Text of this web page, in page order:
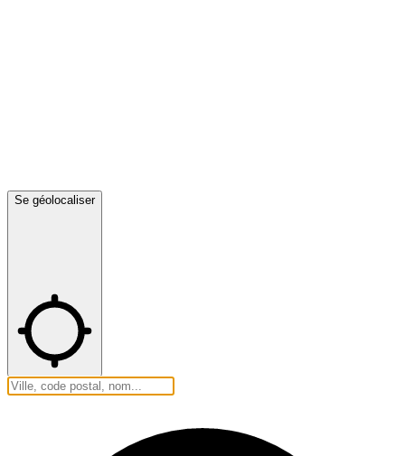
Se géolocaliser